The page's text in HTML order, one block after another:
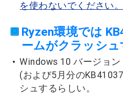
を使わないでください。
Ryzen環境では
ームがクラッシュ
Windows 10 バージョ
(および5月分の
シュするらしい。